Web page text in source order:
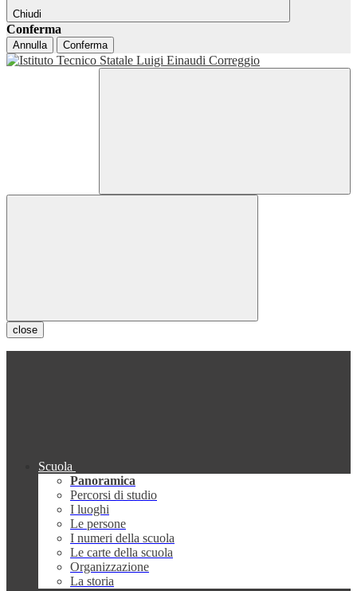
Chiudi
Conferma
Annulla Conferma
close
Scuola
Panoramica
Percorsi di studio
I luoghi
Le persone
I numeri della scuola
Le carte della scuola
Organizzazione
La storia